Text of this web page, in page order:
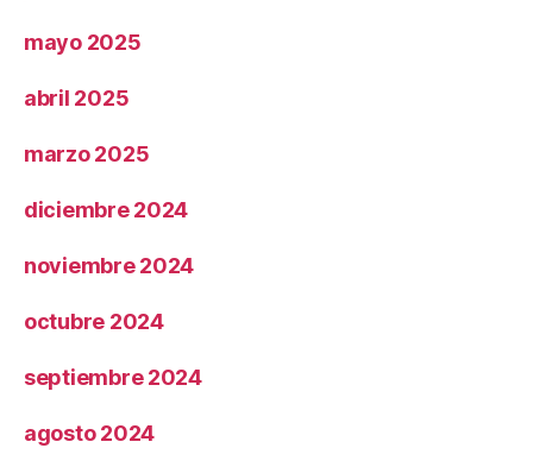
mayo 2025
abril 2025
marzo 2025
diciembre 2024
noviembre 2024
octubre 2024
septiembre 2024
agosto 2024